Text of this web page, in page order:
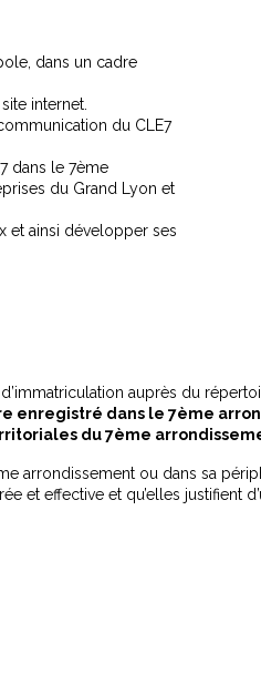
dans un cadre
internet.
du CLE7
dans le 7ème
du Grand Lyon et
et ainsi développer ses
auprès du
enregistré dans le 7ème
du 7ème
arrondissement ou dans sa
effective et qu’elles justifient